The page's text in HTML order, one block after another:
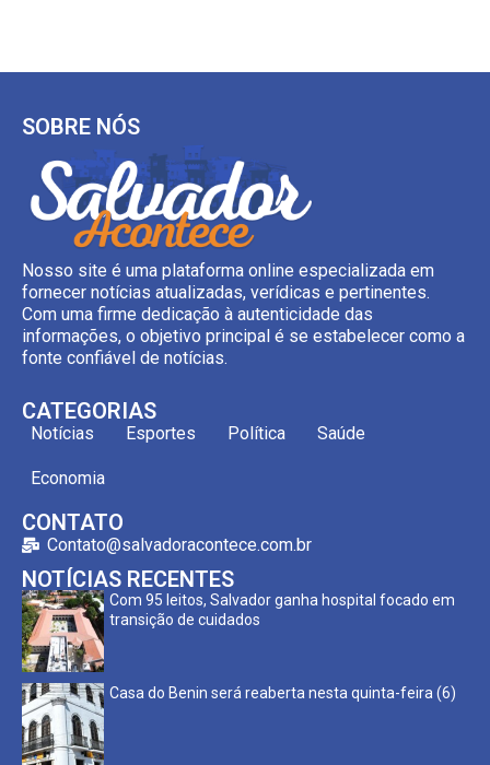
SOBRE NÓS
Nosso site é uma plataforma online especializada em
fornecer notícias atualizadas, verídicas e pertinentes.
Com uma firme dedicação à autenticidade das
informações, o objetivo principal é se estabelecer como a
fonte confiável de notícias.
CATEGORIAS
Notícias Esportes Política Saúde
Economia
CONTATO
Contato@salvadoracontece.com.br
NOTÍCIAS RECENTES
Com 95 leitos, Salvador ganha hospital focado em
transição de cuidados
Casa do Benin será reaberta nesta quinta-feira (6)